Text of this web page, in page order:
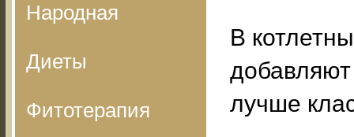
Народная
Диеты
Фитотерапия
В
лучше